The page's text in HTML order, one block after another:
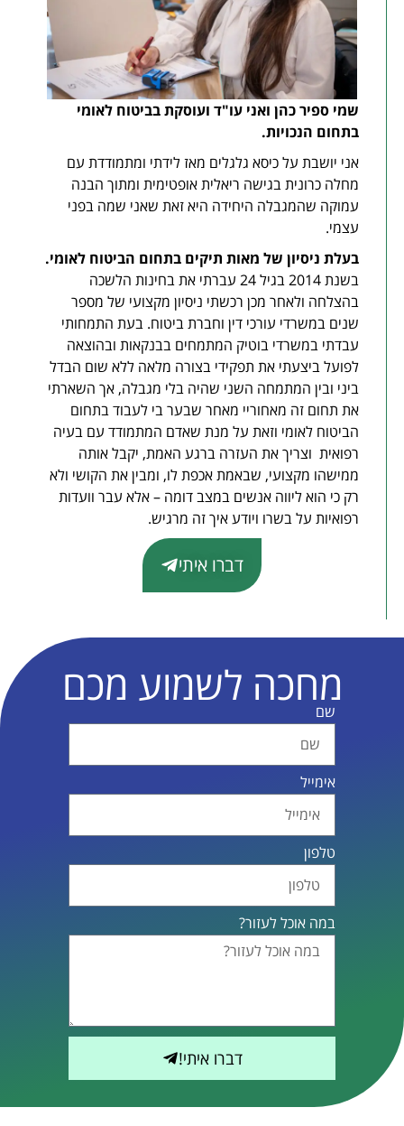
שמי ספיר כהן ואני עו"ד ועוסקת בביטוח לאומי
בתחום הנכויות.
אני יושבת על כיסא גלגלים מאז לידתי ומתמודדת עם
מחלה כרונית בגישה ריאלית אופטימית ומתוך הבנה
עמוקה שהמגבלה היחידה היא זאת שאני שמה בפני
עצמי.
בעלת ניסיון של מאות תיקים בתחום הביטוח לאומי.
בשנת 2014 בגיל 24 עברתי את בחינות הלשכה
בהצלחה ולאחר מכן רכשתי ניסיון מקצועי של מספר
שנים במשרדי עורכי דין וחברת ביטוח. בעת התמחותי
עבדתי במשרדי בוטיק המתמחים בבנקאות ובהוצאה
לפועל ביצעתי את תפקידי בצורה מלאה ללא שום הבדל
ביני ובין המתמחה השני שהיה בלי מגבלה, אך השארתי
את תחום זה מאחוריי מאחר שבער בי לעבוד בתחום
הביטוח לאומי וזאת על מנת שאדם המתמודד עם בעיה
רפואית וצריך את העזרה ברגע האמת, יקבל אותה
ממישהו מקצועי, שבאמת אכפת לו, ומבין את הקושי ולא
רק כי הוא ליווה אנשים במצב דומה – אלא עבר וועדות
רפואיות על בשרו ויודע איך זה מרגיש.
דברו איתי
מחכה לשמוע מכם
שם
אימייל
טלפון
במה אוכל לעזור?
דברו איתי!